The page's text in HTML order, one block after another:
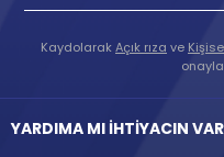
KaydolarakAçık rıza ve
YARDIMA MI İHTİYACIN